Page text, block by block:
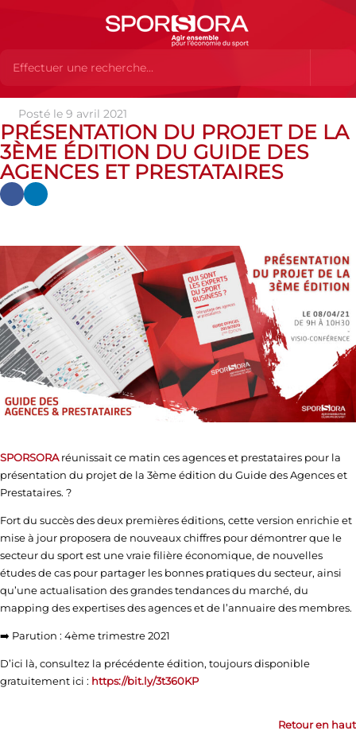
Actualités Actualités
du projet de la 3ème édition du guide des agences et prestataires
Posté le 9 avril 2021
PRÉSENTATION DU PROJET DE LA
3ÈME ÉDITION DU GUIDE DES
AGENCES ET PRESTATAIRES
SPORSORAréunissait ce matin ces agences et prestataires pour la
présentation du projet de la 3ème édition du Guide des Agences et
Prestataires. ?
Fort du succès des deux premières éditions, cette version enrichie et
mise à jour proposera de nouveaux chiffres pour démontrer que le
secteur du sport est une vraie filière économique, de nouvelles
études de cas pour partager les bonnes pratiques du secteur, ainsi
qu’une actualisation des grandes tendances du marché, du
mapping des expertises des agences et de l’annuaire des membres.
➡️ Parution : 4ème trimestre 2021
D’ici là, consultez la précédente édition, toujours disponible
gratuitement ici : https://bit.ly/3t360KP
Retour en haut